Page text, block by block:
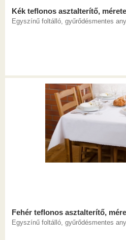
Kék teflonos asztalterítő,
Egyszínű foltálló, gyűrődésmentes
Fehér teflonos asztalterítő,
Egyszínű foltálló, gyűrődésmentes